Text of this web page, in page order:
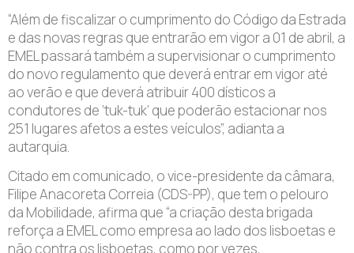
“Além de fiscalizar o cumprimento do Código da Estrada
e das novas regras que entrarão em vigor a 01 de abril, a
EMEL passará também a supervisionar o cumprimento
do novo regulamento que deverá entrar em vigor até
ao verão e que deverá atribuir 400 dísticos a
condutores de ‘tuk-tuk’ que poderão estacionar nos
251 lugares afetos a estes veículos”, adianta a
autarquia.
Citado em comunicado, o vice-presidente da câmara,
Filipe Anacoreta Correia (CDS-PP), que tem o pelouro
da Mobilidade, afirma que “a criação desta brigada
reforça a EMEL como empresa ao lado dos lisboetas e
não contra os lisboetas, como por vezes,